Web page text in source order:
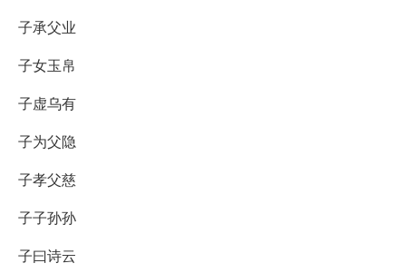
子承父业
子女玉帛
子虚乌有
子为父隐
子孝父慈
子子孙孙
子曰诗云